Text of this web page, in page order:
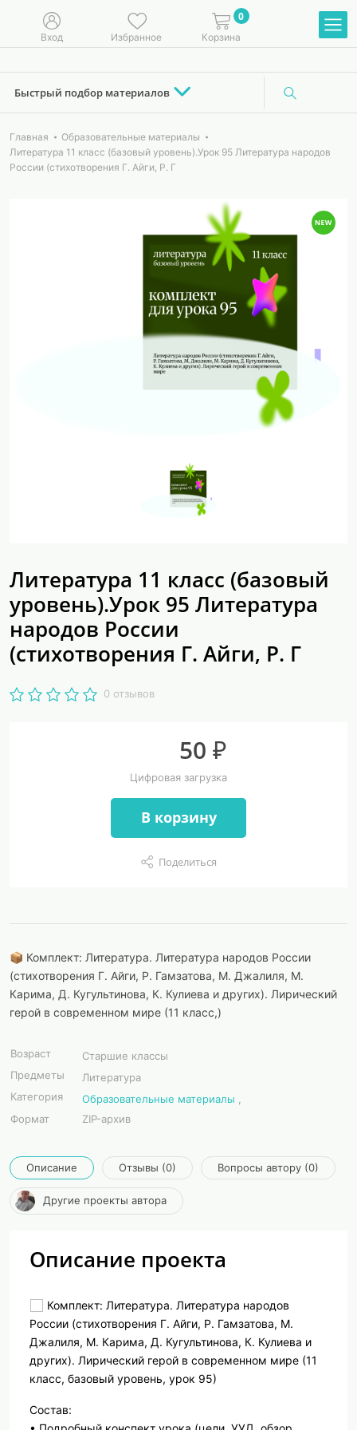
Вход Избранное
0
Корзина
Быстрый подбор материалов
Главная
Образовательные материалы
Литература 11 класс (базовый уровень).Урок 95 Литература народов
России (стихотворения Г. Айги, Р. Г
Литература 11 класс (базовый
уровень).Урок 95 Литература
народов России
(стихотворения Г. Айги, Р. Г
0 отзывов
50 ₽
Цифровая загрузка
В корзину
Поделиться
📦 Комплект: Литература. Литература народов России
(стихотворения Г. Айги, Р. Гамзатова, М. Джалиля, М.
Карима, Д. Кугультинова, К. Кулиева и других). Лирический
герой в современном мире (11 класс,)
Возраст
Старшие классы
Предметы
Литература
Категория
Образовательные материалы
Формат
ZIP-архив
Описание Отзывы (0) Вопросы автору (0)
Другие проекты автора
Описание проекта
Комплект: Литература. Литература народов
России (стихотворения Г. Айги, Р. Гамзатова, М.
Джалиля, М. Карима, Д. Кугультинова, К. Кулиева и
других). Лирический герой в современном мире (11
класс, базовый уровень, урок 95)
Состав: